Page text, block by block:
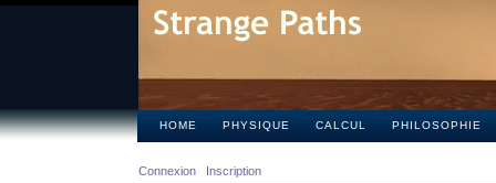
HOME PHYSIQUE CALCUL PHILOSOPHIE
Connexion Inscription